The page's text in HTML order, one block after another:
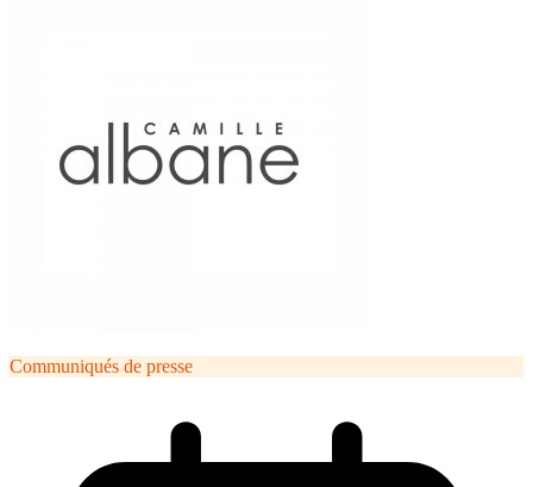
Communiqués de presse